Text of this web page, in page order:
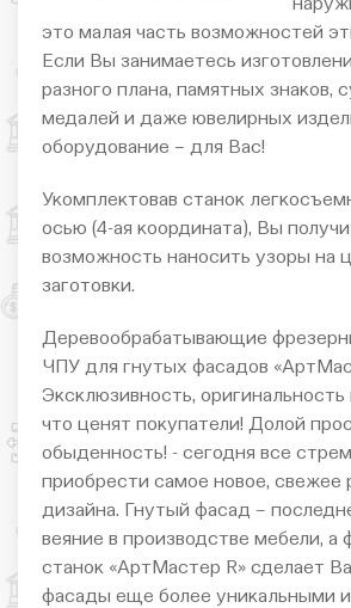
это малая часть возможностей
Если Вы занимаетесь
разного плана, памятных знаков,
медалей и даже ювелирных
оборудование – для Вас!
Укомплектовав станок
осью (4-ая координата), Вы
возможность наносить узоры на
заготовки.
Деревообрабатывающие
ЧПУ для гнутых фасадов
Эксклюзивность, оригинальность
что ценят покупатели! Долой
обыденность! - сегодня все
приобрести самое новое, свежее
дизайна. Гнутый фасад –
веяние в производстве мебели, а
станок «АртМастер R» сделает
фасады еще более уникальными